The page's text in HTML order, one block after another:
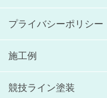
プライバシーポリシー
施工例
競技ライン塗装